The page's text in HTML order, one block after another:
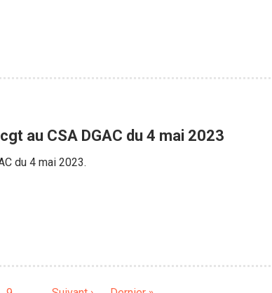
au CSA DGAC du 4 mai 2023
du 4 mai 2023.